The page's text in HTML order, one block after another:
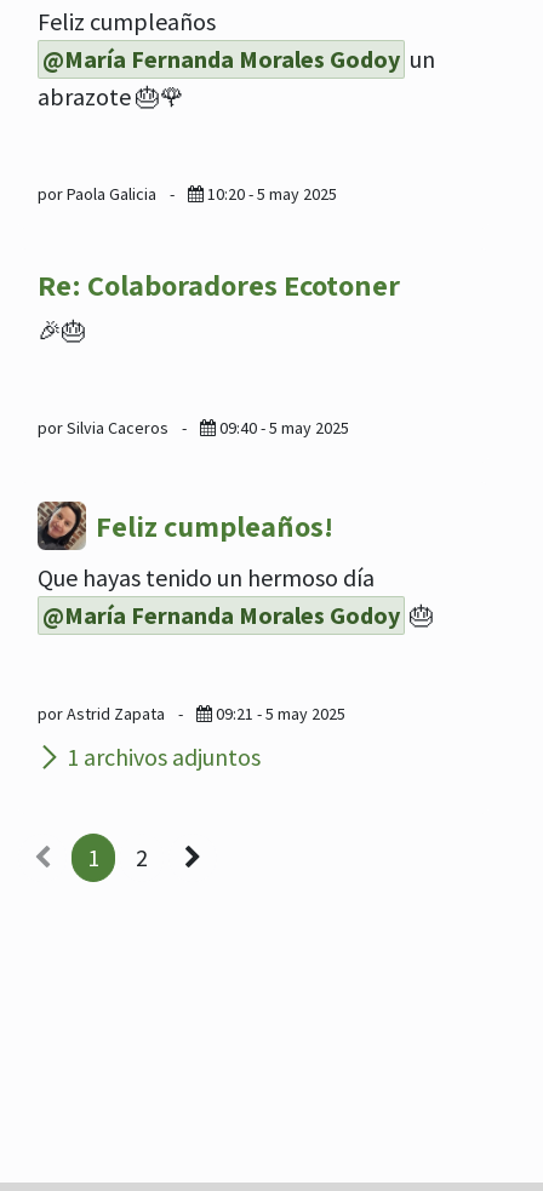
Feliz cumpleaños
@María Fernanda Morales Godoy un
abrazote 🎂🌹
por Paola Galicia - 10:20 - 5 may 2025
Re: Colaboradores Ecotoner
🎉🎂
por Silvia Caceros - 09:40 - 5 may 2025
Feliz cumpleaños!
Que hayas tenido un hermoso día
@María Fernanda Morales Godoy 🎂
por Astrid Zapata - 09:21 - 5 may 2025
1 archivos adjuntos
1 2